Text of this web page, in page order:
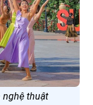
nghệ thuật